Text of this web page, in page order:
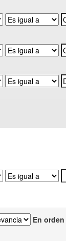
En orden